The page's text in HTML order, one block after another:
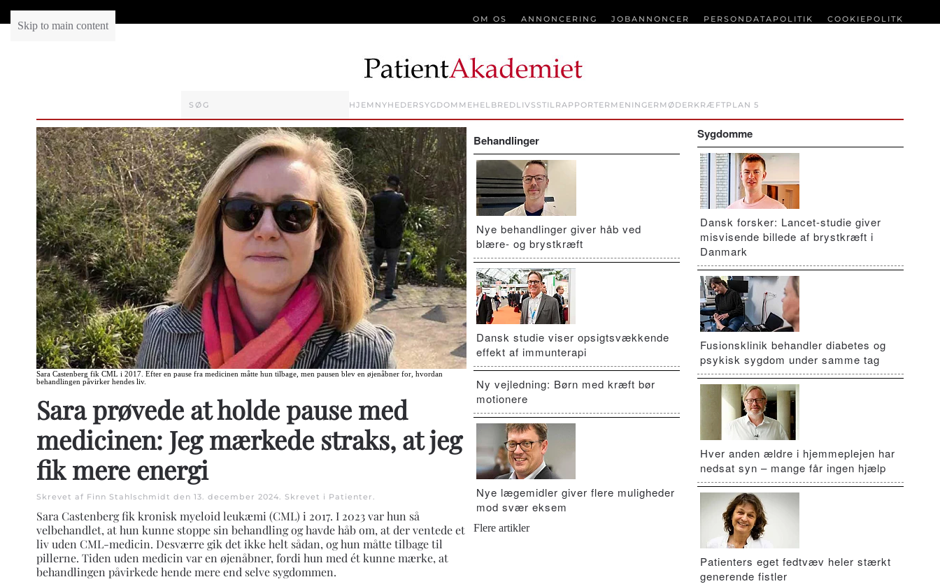
Skip to main content
OM OS ANNONCERING JOBANNONCER PERSONDATAPOLITIK COOKIEPOLITK
HJEM NYHEDER SYGDOMMEHELBREDLIVSSTILRAPPORTER MENINGER MØDER KRÆFTPLAN 5
Sara Castenberg fik CML i 2017. Efter en pause fra medicinen måtte hun tilbage, men pausen blev en øjenåbner for, hvordan
behandlingen påvirker hendes liv.
Sara prøvede at holde pause med
medicinen: Jeg mærkede straks, at jeg
fik mere energi
Skrevet af Finn Stahlschmidt den 13. december 2024 . Skrevet i Patienter
Sara Castenberg fik kronisk myeloid leukæmi (CML) i 2017. I 2023 var hun så
velbehandlet, at hun kunne stoppe sin behandling og havde håb om, at der ventede et
liv uden CML-medicin. Desværre gik det ikke helt sådan, og hun måtte tilbage til
pillerne. Tiden uden medicin var en øjenåbner, fordi hun med ét kunne mærke, at
behandlingen påvirkede hende mere end selve sygdommen.
Behandlinger
Nye behandlinger giver håb ved
blære- og brystkræft
Dansk studie viser opsigtsvækkende
effekt af immunterapi
Ny vejledning: Børn med kræft bør
motionere
Nye lægemidler giver flere muligheder
mod svær eksem
Flere artikler
Sygdomme
Dansk forsker: Lancet-studie giver
misvisende billede af brystkræft i
Danmark
Fusionsklinik behandler diabetes og
psykisk sygdom under samme tag
Hver anden ældre i hjemmeplejen har
nedsat syn – mange får ingen hjælp
Patienters eget fedtvæv heler stærkt
generende fistler